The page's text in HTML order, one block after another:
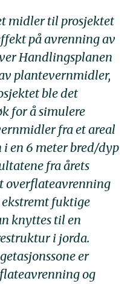
midler til prosjektet
på avrenning av
Handlingsplanen
plantevernmidler,
ble det
for å simulere
fra et areal
en 6 meter bred/dyp
fra årets
overflateavrenning
fuktige
knyttes til en
i jorda.
er
og